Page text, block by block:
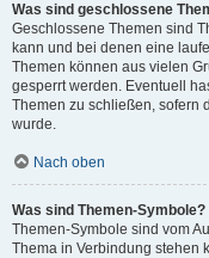
Was sind geschlossene
Geschlossene Themen sind
kann und bei denen eine
Themen können aus vielen
gesperrt werden. Eventuell
Themen zu schließen, sofern
wurde.
Nach oben
Was sind Themen-Symbole?
Themen-Symbole sind vom
Thema in Verbindung stehen